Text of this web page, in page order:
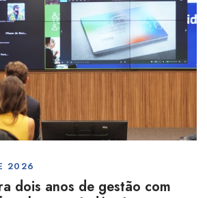
2026
dois anos de gestão com